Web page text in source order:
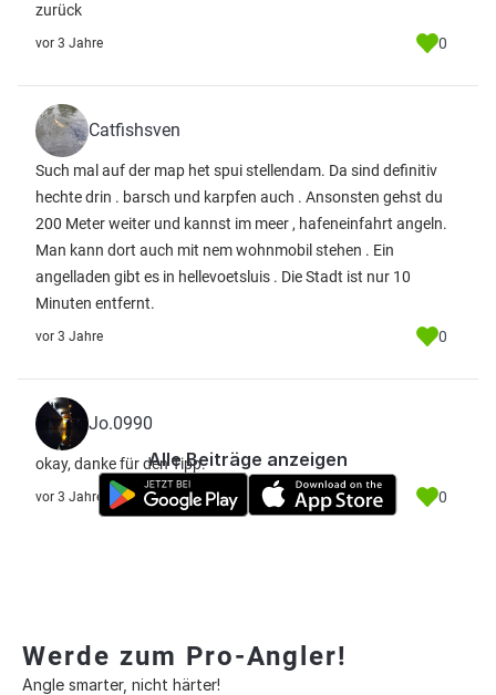
zurück
vor 3 Jahre 0
Catfishsven
Such mal auf der map het spui stellendam. Da sind definitiv
hechte drin . barsch und karpfen auch . Ansonsten gehst du
200 Meter weiter und kannst im meer , hafeneinfahrt angeln.
Man kann dort auch mit nem wohnmobil stehen . Ein
angelladen gibt es in hellevoetsluis . Die Stadt ist nur 10
Minuten entfernt.
vor 3 Jahre 0
Jo.0990
okay, danke für den Tipp.
vor 3 Jahre 0
Alle Beiträge anzeigen
Werde zum Pro-Angler!
Angle smarter, nicht härter!